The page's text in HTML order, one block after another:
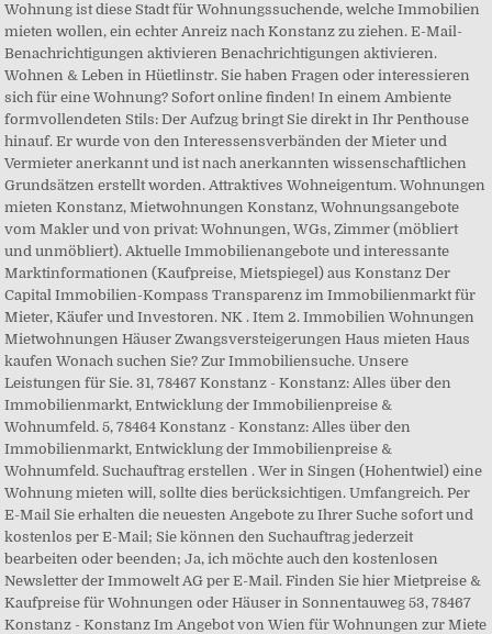
Wohnung ist diese Stadt für Wohnungssuchende, welche Immobilien
mieten wollen, ein echter Anreiz nach Konstanz zu ziehen. E-Mail-
Benachrichtigungen aktivieren Benachrichtigungen aktivieren.
Wohnen & Leben in Hüetlinstr. Sie haben Fragen oder interessieren
sich für eine Wohnung? Sofort online finden! In einem Ambiente
formvollendeten Stils: Der Aufzug bringt Sie direkt in Ihr Penthouse
hinauf. Er wurde von den Interessensverbänden der Mieter und
Vermieter anerkannt und ist nach anerkannten wissenschaftlichen
Grundsätzen erstellt worden. Attraktives Wohneigentum. Wohnungen
mieten Konstanz, Mietwohnungen Konstanz, Wohnungsangebote
vom Makler und von privat: Wohnungen, WGs, Zimmer (möbliert
und unmöbliert). Aktuelle Immobilienangebote und interessante
Marktinformationen (Kaufpreise, Mietspiegel) aus Konstanz Der
Capital Immobilien-Kompass Transparenz im Immobilienmarkt für
Mieter, Käufer und Investoren. NK . Item 2. Immobilien Wohnungen
Mietwohnungen Häuser Zwangsversteigerungen Haus mieten Haus
kaufen Wonach suchen Sie? Zur Immobiliensuche. Unsere
Leistungen für Sie. 31, 78467 Konstanz - Konstanz: Alles über den
Immobilienmarkt, Entwicklung der Immobilienpreise &
Wohnumfeld. 5, 78464 Konstanz - Konstanz: Alles über den
Immobilienmarkt, Entwicklung der Immobilienpreise &
Wohnumfeld. Suchauftrag erstellen . Wer in Singen (Hohentwiel) eine
Wohnung mieten will, sollte dies berücksichtigen. Umfangreich. Per
E-Mail Sie erhalten die neuesten Angebote zu Ihrer Suche sofort und
kostenlos per E-Mail; Sie können den Suchauftrag jederzeit
bearbeiten oder beenden; Ja, ich möchte auch den kostenlosen
Newsletter der Immowelt AG per E-Mail. Finden Sie hier Mietpreise &
Kaufpreise für Wohnungen oder Häuser in Sonnentauweg 53, 78467
Konstanz - Konstanz Im Angebot von Wien für Wohnungen zur Miete